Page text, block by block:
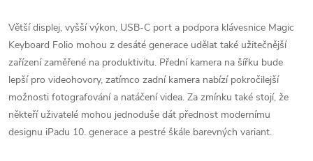
Větší displej, vyšší výkon, USB-C port a podpora klávesnice Magic
Keyboard Folio mohou z desáté generace udělat také užitečnější
zařízení zaměřené na produktivitu. Přední kamera na šířku bude
lepší pro videohovory, zatímco zadní kamera nabízí pokročilejší
možnosti fotografování a natáčení videa. Za zmínku také stojí, že
někteří uživatelé mohou jednoduše dát přednost modernímu
designu iPadu 10. generace a pestré škále barevných variant.